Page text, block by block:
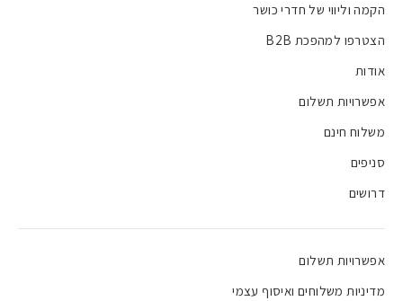
הקמה וליווי של חדרי כושר
הצטרפו למהפכת B2B
אודות
אפשרויות תשלום
משלוח חינם
סניפים
דרושים
אפשרויות תשלום
מדיניות משלוחים ואיסוף עצמי